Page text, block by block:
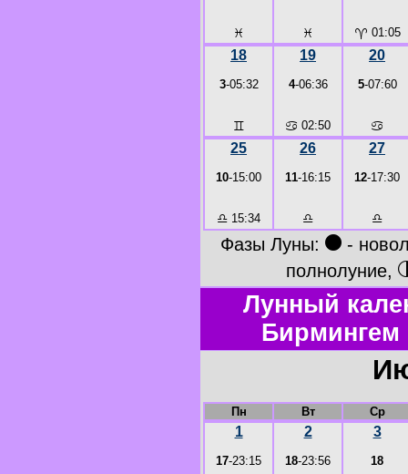
♓ ♓ ♈ 01:05
18
3-05:32
♊
19
4-06:36
♋ 02:50
20
5-07:60
♋
25
10-15:00
♎ 15:34
26
11-16:15
♎
27
12-17:30
♎
Фазы Луны: ● -
полнолуние,
Лунный
Бирмингем
Пн Вт Ср
1
17-23:15
2
18-23:56
3
18